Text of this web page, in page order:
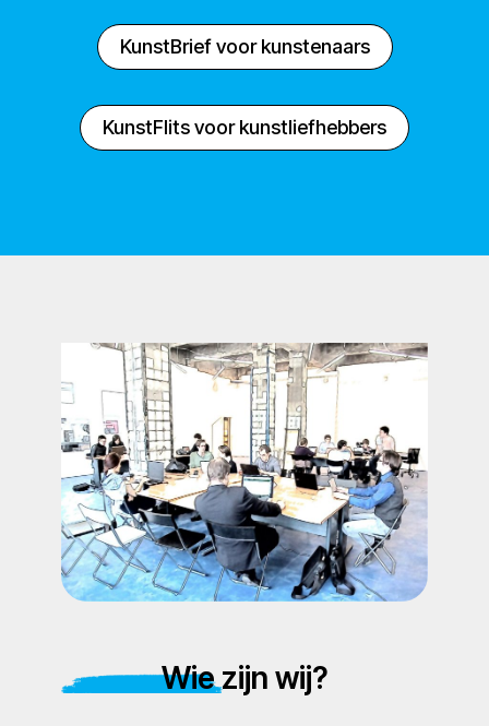
KunstBrief voor kunstenaars
KunstFlits voor kunstliefhebbers
Wie zijn wij?